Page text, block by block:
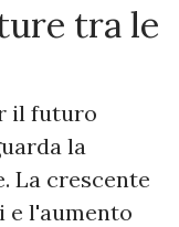
tra le
il futuro
la
La crescente
e l'aumento